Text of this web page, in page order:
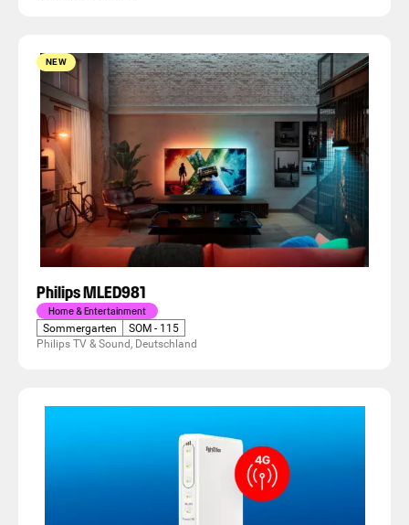
NEW
Philips MLED981
Home & Entertainment
Sommergarten
SOM - 115
Philips TV & Sound, Deutschland